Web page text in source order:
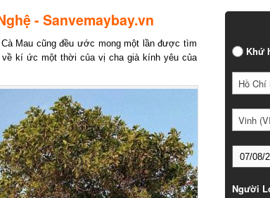
- Sanvemaybay.vn
Mau cũng đều ước mong một lần được tìm
kí ức một thời của vị cha già kính yêu của
Khứ
Hồ Chí
Vinh (VII)
Người